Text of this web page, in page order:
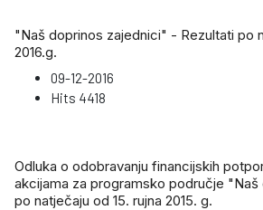
"Naš doprinos zajednici" - Rezultati po
2016.g.
09-12-2016
Hits 4418
Odluka o odobravanju financijskih
akcijama za programsko područje
po natječaju od 15. rujna 2015. g.